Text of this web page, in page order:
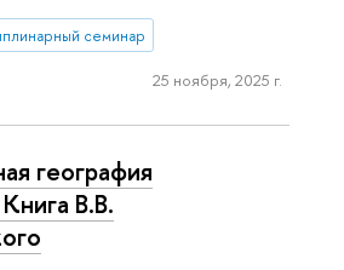
семинар
25 ноября, 2025 г.
география
В.В.